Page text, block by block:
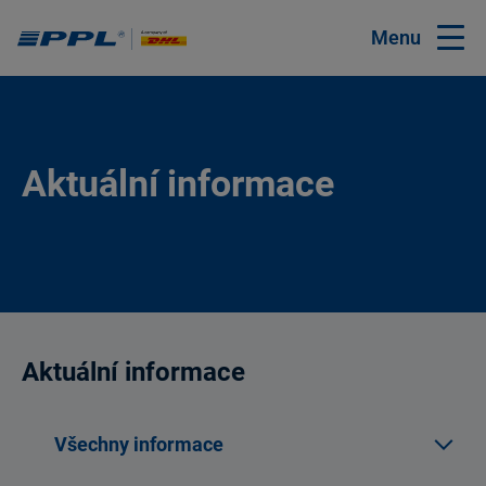
Menu
Aktuální informace
Aktuální informace
Všechny informace